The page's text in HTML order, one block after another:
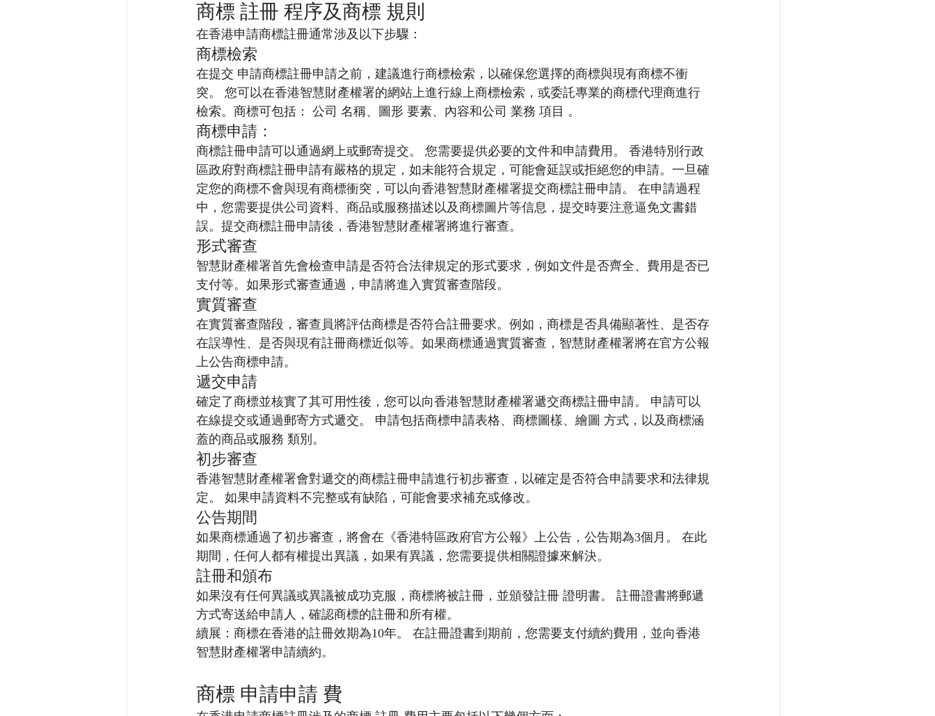
商標 註冊 程序及商標 規則
在香港申請商標註冊通常涉及以下步驟：
商標檢索
在提交 申請商標註冊申請之前，建議進行商標檢索，以確保您選擇的商標與現有商標不衝
突。 您可以在香港智慧財產權署的網站上進行線上商標檢索，或委託專業的商標代理商進行
檢索。商標可包括： 公司 名稱、圖形 要素、內容和公司 業務 項目 。
商標申請：
商標註冊申請可以通過網上或郵寄提交。 您需要提供必要的文件和申請費用。 香港特別行政
區政府對商標註冊申請有嚴格的規定，如未能符合規定，可能會延誤或拒絕您的申請。一旦確
定您的商標不會與現有商標衝突，可以向香港智慧財產權署提交商標註冊申請。 在申請過程
中，您需要提供公司資料、商品或服務描述以及商標圖片等信息，提交時要注意逼免文書錯
誤。提交商標註冊申請後，香港智慧財產權署將進行審查。
形式審查
智慧財產權署首先會檢查申請是否符合法律規定的形式要求，例如文件是否齊全、費用是否已
支付等。如果形式審查通過，申請將進入實質審查階段。
實質審查
在實質審查階段，審查員將評估商標是否符合註冊要求。例如，商標是否具備顯著性、是否存
在誤導性、是否與現有註冊商標近似等。如果商標通過實質審查，智慧財產權署將在官方公報
上公告商標申請。
遞交申請
確定了商標並核實了其可用性後，您可以向香港智慧財產權署遞交商標註冊申請。 申請可以
在線提交或通過郵寄方式遞交。 申請包括商標申請表格、商標圖樣、繪圖 方式，以及商標涵
蓋的商品或服務 類別。
初步審查
香港智慧財產權署會對遞交的商標註冊申請進行初步審查，以確定是否符合申請要求和法律規
定。 如果申請資料不完整或有缺陷，可能會要求補充或修改。
公告期間
如果商標通過了初步審查，將會在《香港特區政府官方公報》上公告，公告期為3個月。 在此
期間，任何人都有權提出異議，如果有異議，您需要提供相關證據來解決。
註冊和頒布
如果沒有任何異議或異議被成功克服，商標將被註冊，並頒發註冊 證明書。 註冊證書將郵遞
方式寄送給申請人，確認商標的註冊和所有權。
續展：商標在香港的註冊效期為10年。 在註冊證書到期前，您需要支付續約費用，並向香港
智慧財產權署申請續約。
商標 申請申請 費